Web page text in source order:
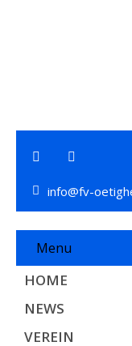
info@fv-
Menu
HOME
NEWS
VEREIN